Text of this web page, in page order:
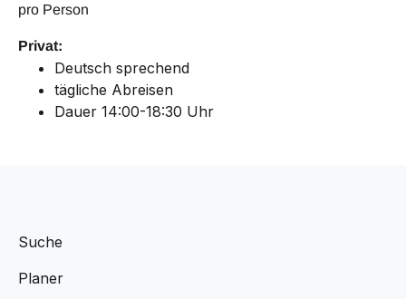
pro Person
Privat:
Deutsch sprechend
tägliche Abreisen
Dauer 14:00-18:30 Uhr
Suche
Planer